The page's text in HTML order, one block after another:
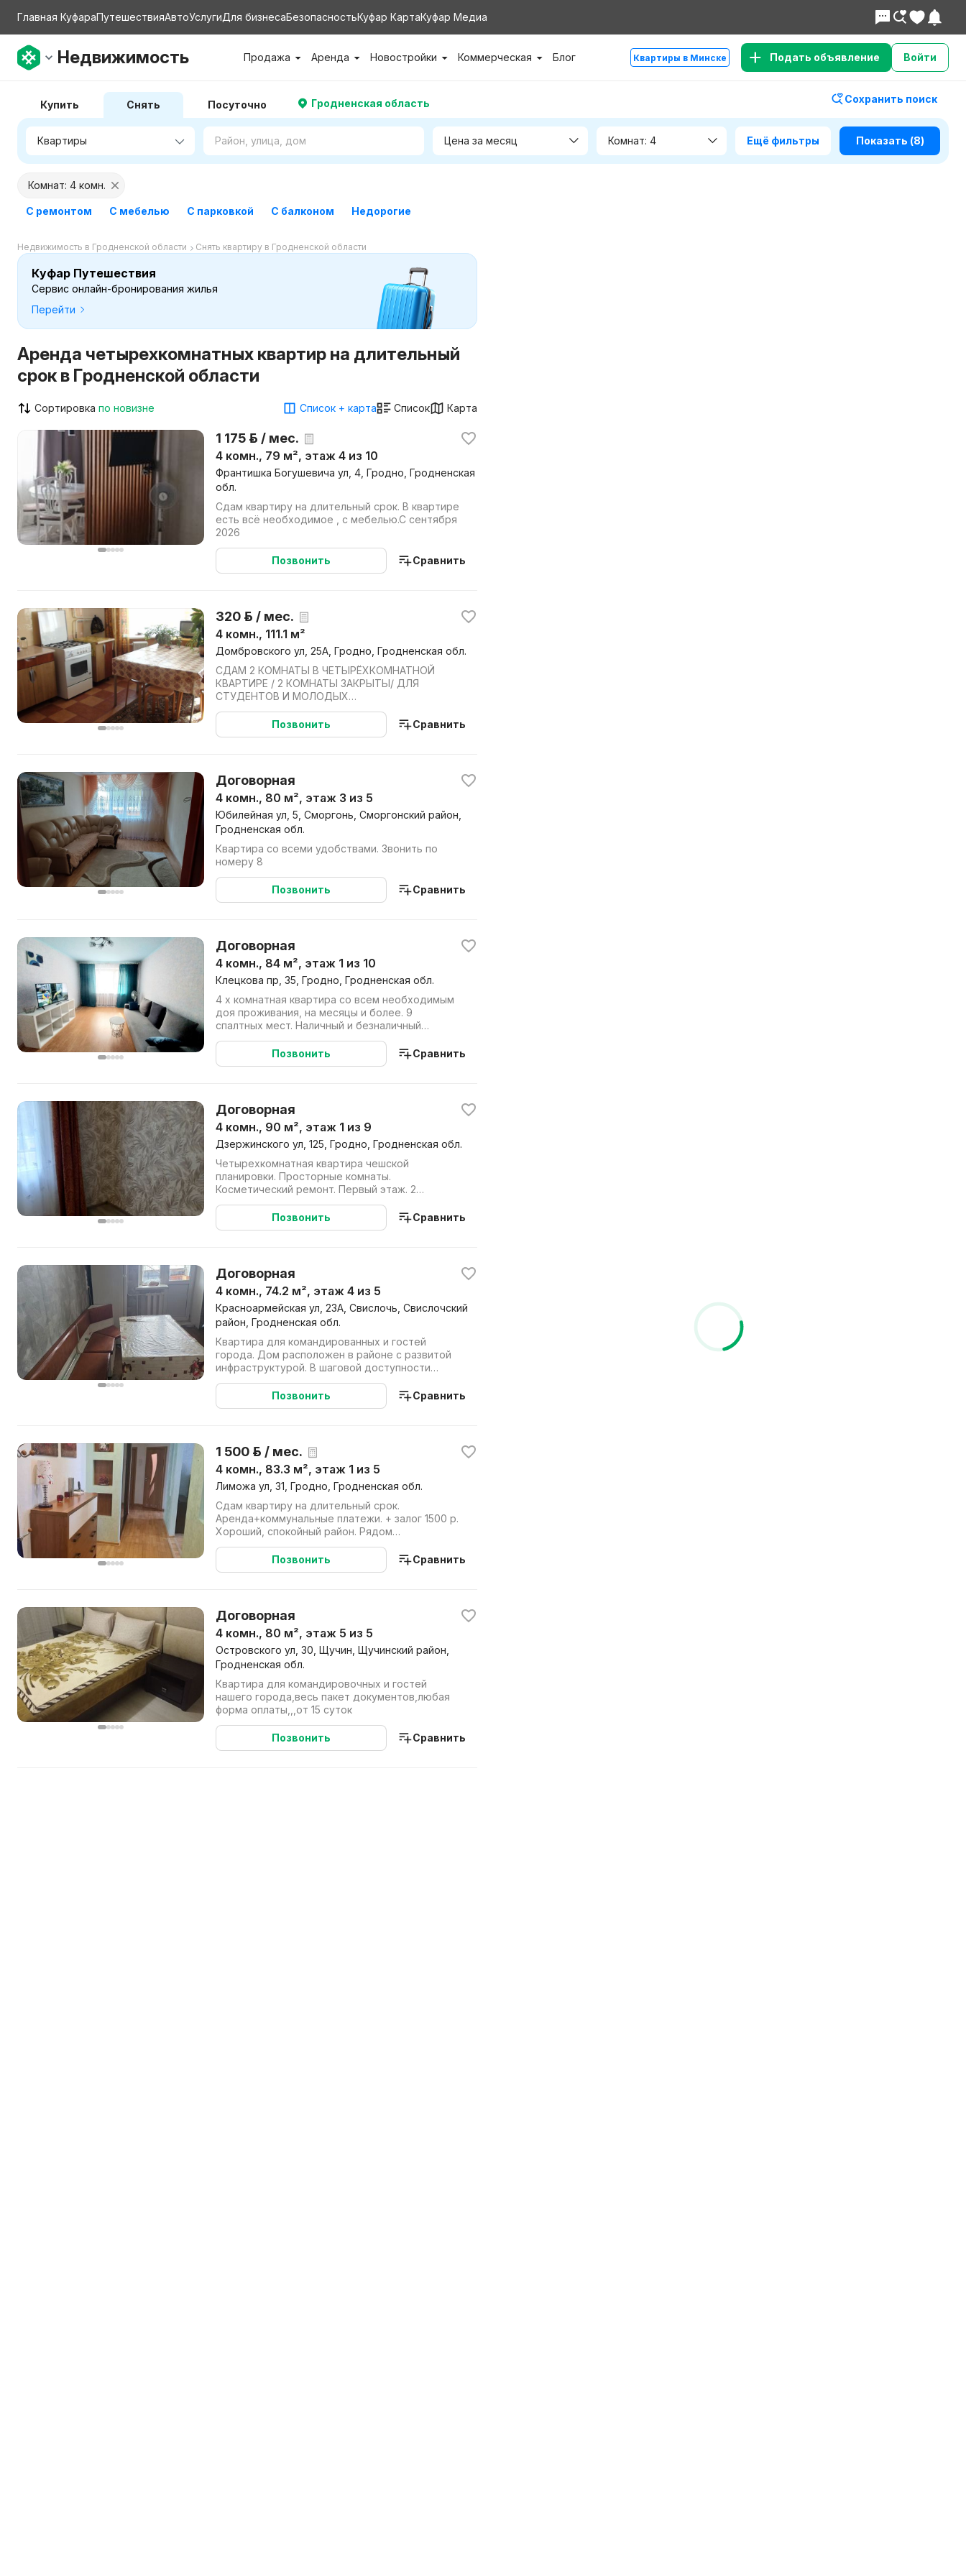
Главная КуфараПутешествияАвтоУслугиДля бизнесаБезопасностьКуфар КартаКуфар Медиа
Недвижимость Продажа Аренда Новостройки Коммерческая Блог Квартиры в Минске Подать объявление Войти
Купить Снять Посуточно Гродненская область Сохранить поиск
Цена за месяц Комнат: 4 Ещё фильтры Показать (8)
Комнат: 4 комн.
С ремонтом С мебелью С парковкой С балконом Недорогие
Недвижимость в Гродненской области Снять квартиру в Гродненской области
Куфар Путешествия
Сервис онлайн-бронирования жилья
Перейти
Аренда четырехкомнатных квартир на длительный
срок в Гродненской области
Сортировка по новизне Список + карта Список Карта
1 175 р. / мес.
4 комн., 79 м², этаж 4 из 10
Франтишка Богушевича ул, 4, Гродно, Гродненская
обл.
Сдам квартиру на длительный срок. В квартире
есть всё необходимое , с мебелью.С сентября
2026
Позвонить Сравнить
320 р. / мес.
4 комн., 111.1 м²
Домбровского ул, 25А, Гродно, Гродненская обл.
СДАМ 2 КОМНАТЫ В ЧЕТЫРЁХКОМНАТНОЙ
КВАРТИРЕ / 2 КОМНАТЫ ЗАКРЫТЫ/ ДЛЯ
СТУДЕНТОВ И МОЛОДЫХ
СПЕЦИАЛИСТОВ.ИНОСТРАННЫМ ГРАЖДАНАМ И
ГРАЖДАНАМ С ЖИВОТНЫМИ НЕ ...
Позвонить Сравнить
Договорная
4 комн., 80 м², этаж 3 из 5
Юбилейная ул, 5, Сморгонь, Сморгонский район,
Гродненская обл.
Квартира со всеми удобствами. Звонить по
номеру 8
Позвонить Сравнить
Договорная
4 комн., 84 м², этаж 1 из 10
Клецкова пр, 35, Гродно, Гродненская обл.
4 х комнатная квартира со всем необходимым
доя проживания, на месяцы и более. 9
спалтных мест. Наличный и безналичный
расчет.
Позвонить
Сравнить
Договорная
4 комн., 90 м², этаж 1 из 9
Дзержинского ул, 125, Гродно, Гродненская обл.
Четырехкомнатная квартира чешской
планировки. Просторные комнаты.
Косметический ремонт. Первый этаж. 2
балкона. Частично с мебелью.
Позвонить
Сравнить
Договорная
4 комн., 74.2 м², этаж 4 из 5
Красноармейская ул, 23А, Свислочь, Свислочский
район, Гродненская обл.
Квартира для командированных и гостей
города. Дом расположен в районе с развитой
инфраструктурой. В шаговой доступности
находятся [супермаркет, аптеки...
Позвонить
Сравнить
1 500 р. / мес.
4 комн., 83.3 м², этаж 1 из 5
Лиможа ул, 31, Гродно, Гродненская обл.
Сдам квартиру на длительный срок.
Аренда+коммунальные платежи. + залог 1500 р.
Хороший, спокойный район. Рядом
поликлиника, школа, ТЦ. Квартира полн...
Позвонить
Сравнить
Договорная
4 комн., 80 м², этаж 5 из 5
Островского ул, 30, Щучин, Щучинский район,
Гродненская обл.
Квартира для командировочных и гостей
нашего города,весь пакет документов,любая
форма оплаты,,,от 15 суток
Позвонить Сравнить